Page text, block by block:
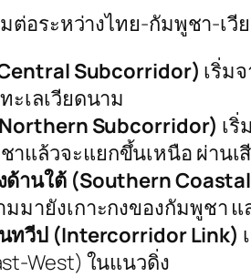
ต่อระหว่างไทย-กัมพูชา-เวี
Subcorridor) เริ่ม
ะเลเวียดนาม
Subcorridor) เริ่
าแล้วจะแยกขึ้นเหนือ ผ่านเ
ด้านใต้ (Southern
มายังเกาะกงของกัมพูชา
ทวีป (Intercorridor Link)
West) ในแนวดิ่ง